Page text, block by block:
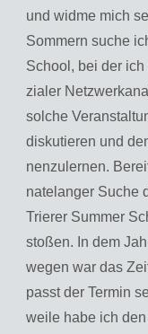
und widme mich
Som­mern suche
School, bei der
zia­ler
sol­che
dis­ku­tie­ren und
nen­zu­ler­nen.
na­te­lan­ger Suche
Trie­rer Sum­mer
sto­ßen. In dem
we­gen war das
passt der Ter­min
wei­le habe ich